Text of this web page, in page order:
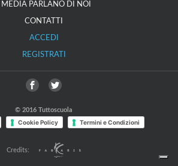
I MEDIA PARLANO DI NOI
CONTATTI
ACCEDI
REGISTRATI
© 2016 Tuttoscuola
Cookie Policy Termini e Condizioni
Credits: